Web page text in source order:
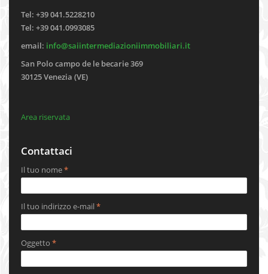
Tel: +39 041.5228210
Tel: +39 041.0993085
email: info@saiintermediazioniimmobiliari.it
San Polo campo de le becarie 369
30125 Venezia (VE)
Area riservata
Contattaci
Il tuo nome*
Il tuo indirizzo e-mail *
Oggetto *